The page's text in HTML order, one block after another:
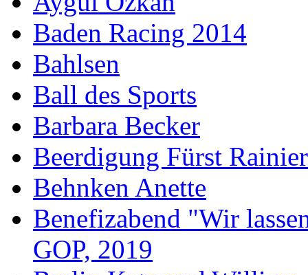
Baden Racing 2014
Bahlsen
Ball des Sports
Barbara Becker
Beerdigung Fürst Rainier
Behnken Anette
Benefizabend "Wir
GOP, 2019